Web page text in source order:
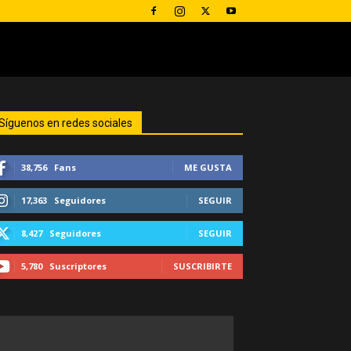
en redes sociales
38,756 Fans ME GUSTA
17,363 Seguidores SEGUIR
8,427 Seguidores SEGUIR
5,780 Suscriptores SUSCRIBIRTE